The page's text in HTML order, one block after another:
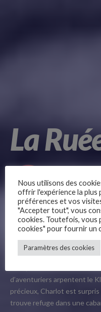
La
Charlot l’éternel
Canada à la découverte
espaces ! Un film culte en
des personnages hauts en
d’aventuriers arpentent le
précieux, Charlot est
trouve refuge dans une
Nous utilisons des
offrir l'expérience la plus
préférences et vos
"Accepter tout", vous
cookies. Toutefois, vous
cookies" pour fournir un
Paramètres des cookies